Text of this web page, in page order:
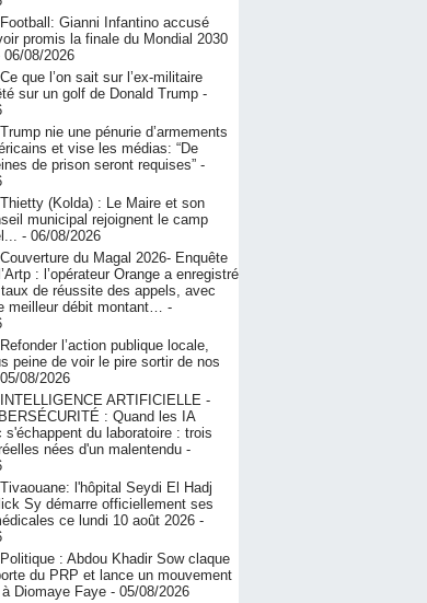
Football: Gianni Infantino accusé
promis la finale du Mondial 2030
06/08/2026
Ce que l’on sait sur l’ex-militaire
sur un golf de Donald Trump -
Trump nie une pénurie d’armements
et vise les médias: “De
de prison seront requises” -
‎Thietty (Kolda) : Le Maire et son
municipal rejoignent le camp
- 06/08/2026
Couverture du Magal 2026- Enquête
: l’opérateur Orange a enregistré
taux de réussite des appels, avec
meilleur débit montant… -
Refonder l’action publique locale,
peine de voir le pire sortir de nos
08/2026
INTELLIGENCE ARTIFICIELLE -
: Quand les IA
s'échappent du laboratoire : trois
nées d'un malentendu -
Tivaouane: l'hôpital Seydi El Hadj
Sy démarre officiellement ses
ce lundi 10 août 2026 -
Politique : Abdou Khadir Sow claque
du PRP et lance un mouvement
Diomaye Faye - 05/08/2026